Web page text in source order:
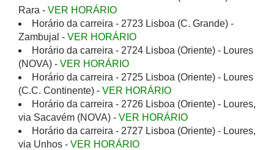
Rara - VER HORÁRIO
Horário da carreira - 2723 Lisboa (C. Grande) -
Zambujal - VER HORÁRIO
Horário da carreira - 2724 Lisboa (Oriente) - Loures
(NOVA) - VER HORÁRIO
Horário da carreira - 2725 Lisboa (Oriente) - Loures
(C.C. Continente) - VER HORÁRIO
Horário da carreira - 2726 Lisboa (Oriente) - Loures,
via Sacavém (NOVA) - VER HORÁRIO
Horário da carreira - 2727 Lisboa (Oriente) - Loures,
via Unhos - VER HORÁRIO